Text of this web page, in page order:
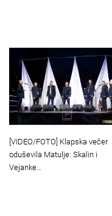
[VIDEO/FOTO] Klapska večer
oduševila Matulje: Skalin i
Vejanke…